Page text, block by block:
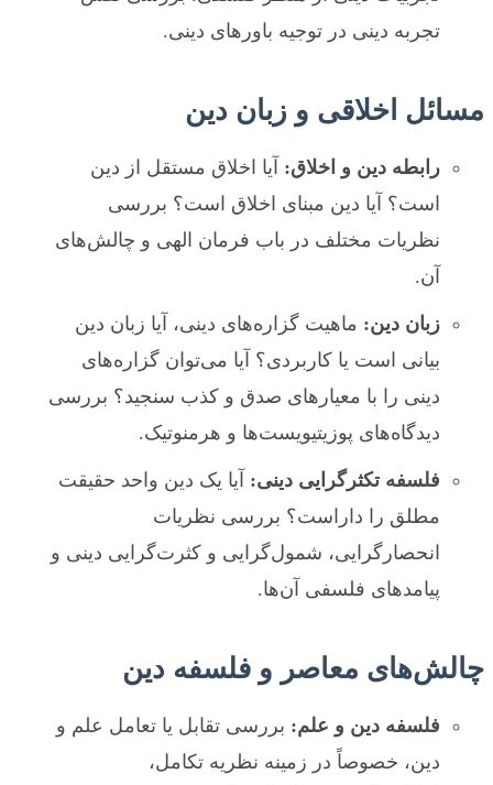
تجربه دینی در توجیه باورهای دینی.
مسائل اخلاقی و زبان دین
رابطه دین و اخلاق:آیا اخلاق مستقل از دین
است؟ آیا دین مبنای اخلاق است؟ بررسی
نظریات مختلف در باب فرمان الهی و چالش‌های
آن.
زبان دین:ماهیت گزاره‌های دینی، آیا زبان دین
بیانی است یا کاربردی؟ آیا می‌توان گزاره‌های
دینی را با معیارهای صدق و کذب سنجید؟ بررسی
دیدگاه‌های پوزیتیویست‌ها و هرمنوتیک.
فلسفه تکثرگرایی دینی:آیا یک دین واحد حقیقت
مطلق را داراست؟ بررسی نظریات
انحصارگرایی، شمول‌گرایی و کثرت‌گرایی دینی و
پیامدهای فلسفی آن‌ها.
چالش‌های معاصر و فلسفه دین
فلسفه دین و علم:بررسی تقابل یا تعامل علم و
دین، خصوصاً در زمینه نظریه تکامل،